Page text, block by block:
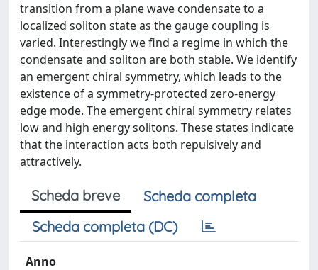
transition from a plane wave condensate to a
localized soliton state as the gauge coupling is
varied. Interestingly we find a regime in which the
condensate and soliton are both stable. We identify
an emergent chiral symmetry, which leads to the
existence of a symmetry-protected zero-energy
edge mode. The emergent chiral symmetry relates
low and high energy solitons. These states indicate
that the interaction acts both repulsively and
attractively.
Scheda breve
Scheda completa
Scheda completa (DC)
Anno